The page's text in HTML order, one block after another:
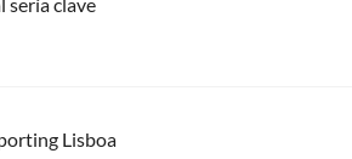
Lisboa